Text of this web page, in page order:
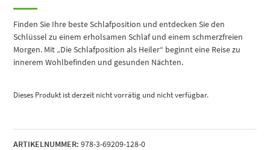
Finden Sie Ihre beste Schlafposition und entdecken Sie den
Schlüssel zu einem erholsamen Schlaf und einem schmerzfreien
Morgen. Mit „Die Schlafposition als Heiler“ beginnt eine Reise zu
innerem Wohlbefinden und gesunden Nächten.
Dieses Produkt ist derzeit nicht vorrätig und nicht verfügbar.
ARTIKELNUMMER: 978-3-69209-128-0